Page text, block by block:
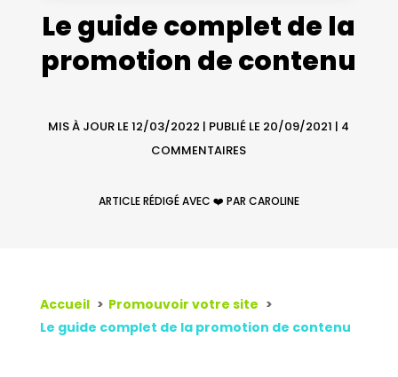
Le guide complet de la
promotion de contenu
MIS À JOUR LE 12/03/2022 | PUBLIÉ LE 20/09/2021 | 4
COMMENTAIRES
ARTICLE RÉDIGÉ AVEC ❤️ PAR CAROLINE
Accueil
Promouvoir votre site
Le guide complet de la promotion de contenu